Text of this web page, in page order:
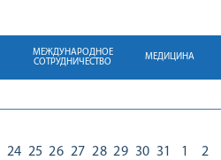
МЕЖДУНАРОДНОЕ
СОТРУДНИЧЕСТВО
МЕДИЦИНА
24 25 26 27 28 29 30 31
1
2